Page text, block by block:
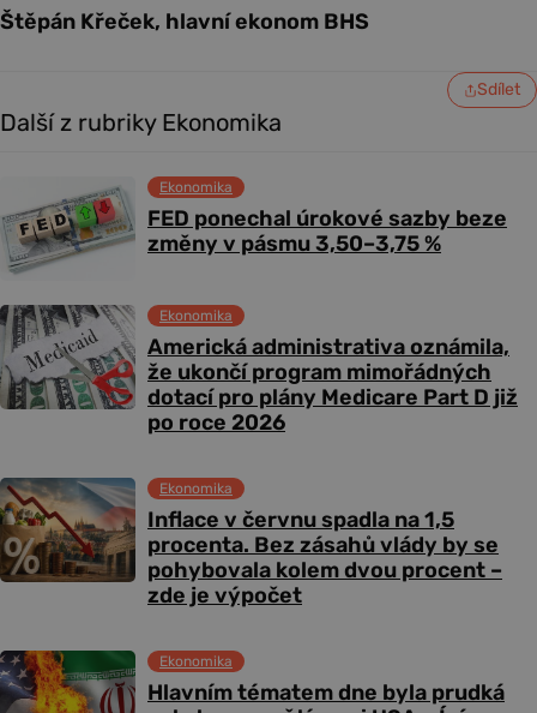
Štěpán Křeček, hlavní ekonom BHS
Sdílet
Další z rubriky Ekonomika
FED ponechal úrokové sazby beze
změny v pásmu 3,50–3,75 %
Ekonomika
Americká administrativa oznámila,
že ukončí program mimořádných
dotací pro plány Medicare Part D již
po roce 2026
Ekonomika
Inflace v červnu spadla na 1,5
procenta. Bez zásahů vlády by se
pohybovala kolem dvou procent –
zde je výpočet
Ekonomika
Hlavním tématem dne byla prudká
Ekonomika